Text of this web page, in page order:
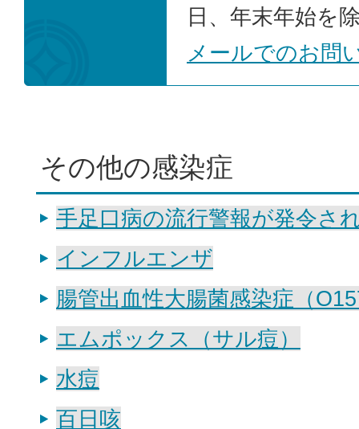
日、年末年始を
メールでのお問
その他の感染症
手足口病の流行警報が発令さ
インフルエンザ
腸管出血性大腸菌感染症（
エムポックス（サル痘）
水痘
百日咳